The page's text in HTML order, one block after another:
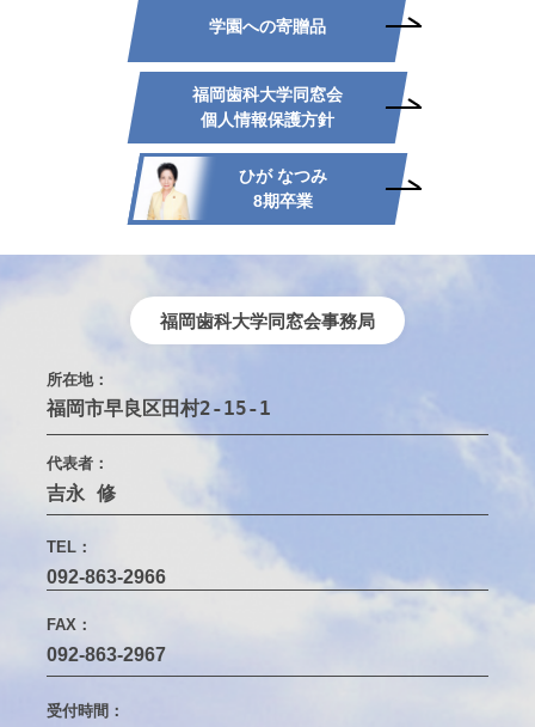
学園への寄贈品
福岡歯科大学同窓会
個人情報保護方針
ひが なつみ
8期卒業
福岡歯科大学同窓会事務局
所在地：
福岡市早良区田村2-15-1
代表者：
吉永 修
TEL：
092-863-2966
FAX：
092-863-2967
受付時間：